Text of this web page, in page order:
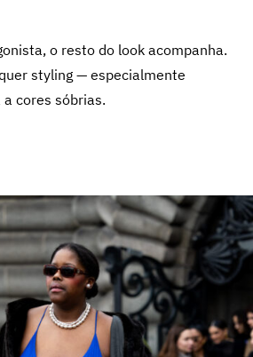
o resto do look acompanha.
styling — especialmente
cores sóbrias.